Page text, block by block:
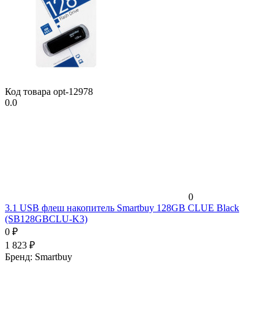
Код товара opt-12978
0.0
0
3.1 USB флеш накопитель Smartbuy 128GB CLUE Black
(SB128GBCLU-K3)
0 ₽
1 823 ₽
Бренд: Smartbuy